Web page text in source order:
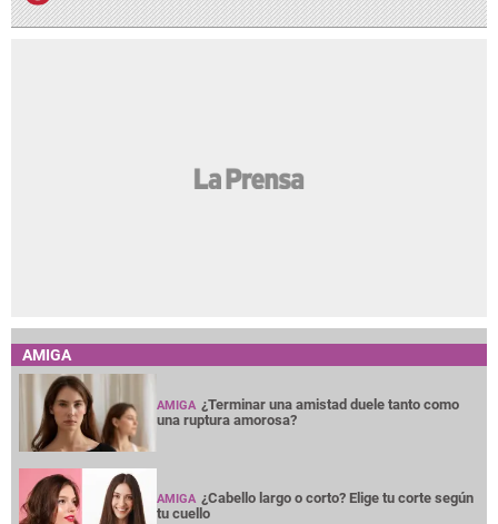
AMIGA
AMIGA ¿Terminar una amistad duele tanto como
una ruptura amorosa?
AMIGA ¿Cabello largo o corto? Elige tu corte según
tu cuello